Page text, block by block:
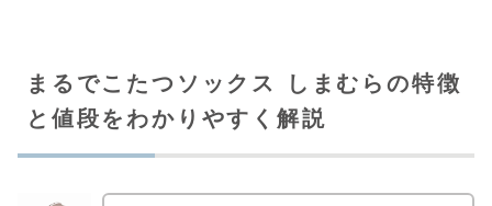
まるでこたつソックス しまむらの特徴
と値段をわかりやすく解説